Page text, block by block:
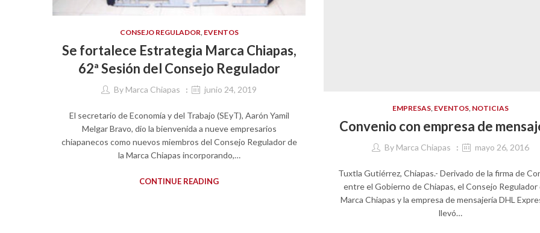
CONSEJO REGULADOR, EVENTOS
Se fortalece Estrategia Marca Chiapas,
62ª Sesión del Consejo Regulador
By Marca Chiapas junio 24, 2019
El secretario de Economía y del Trabajo (SEyT), Aarón Yamil
Melgar Bravo, dio la bienvenida a nueve empresarios
chiapanecos como nuevos miembros del Consejo Regulador de
la Marca Chiapas incorporando,…
CONTINUE READING
EMPRESAS, EVENTOS, NOTICIAS
Convenio con empresa de
By Marca Chiapas mayo 26, 2016
Tuxtla Gutiérrez, Chiapas.- Derivado de la firma de
entre el Gobierno de Chiapas, el Consejo Regulador
Marca Chiapas y la empresa de mensajería DHL
llevó…